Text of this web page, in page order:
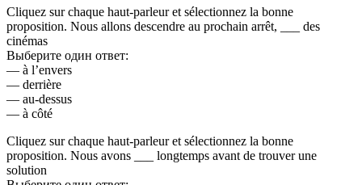
Cliquez sur chaque haut-parleur et sélectionnez la bonne
proposition. Nous allons descendre au prochain arrêt, ___ des
cinémas
Выберите один ответ:
— à l’envers
— derrière
— au-dessus
— à côté
Cliquez sur chaque haut-parleur et sélectionnez la bonne
proposition. Nous avons ___ longtemps avant de trouver une
solution